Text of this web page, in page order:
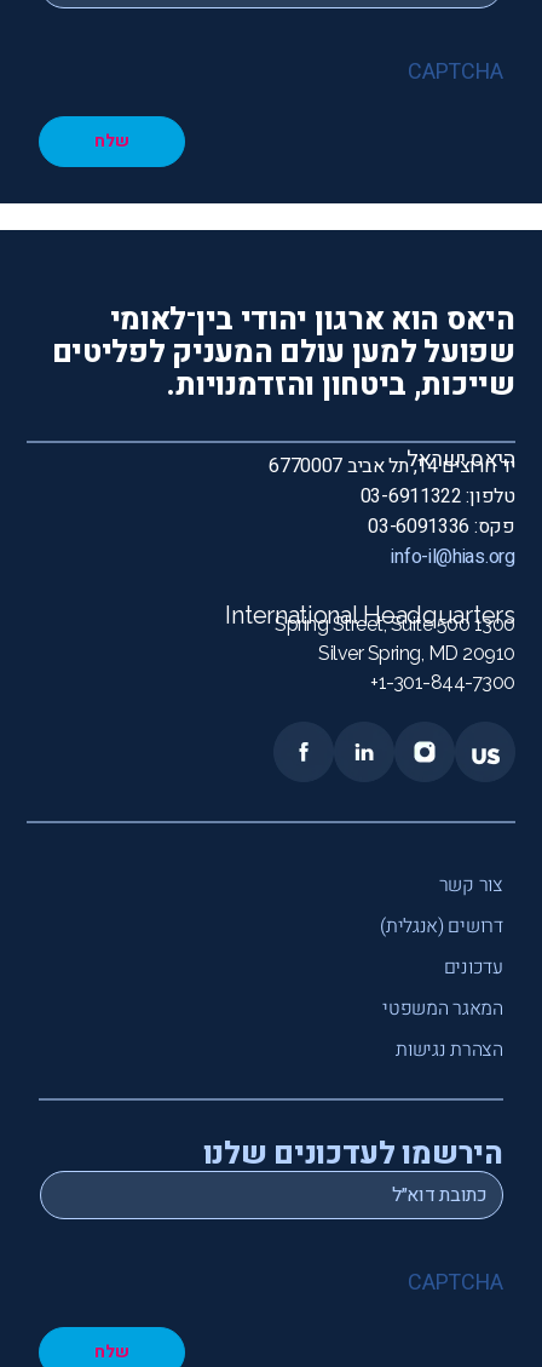
CAPTCHA
שלח
היאס הוא ארגון יהודי בין־לאומי
שפועל למען עולם המעניק לפליטים
שייכות, ביטחון והזדמנויות.
היאס ישראל
יד חרוצים 14, תל אביב 6770007
טלפון: 03-6911322
פקס: 03-6091336
info-il@hias.org
International Headquarters
1300 Spring Street, Suite 500
Silver Spring, MD 20910
1-301-844-7300+
צור קשר
דרושים (אנגלית)
עדכונים
המאגר המשפטי
הצהרת נגישות
הירשמו לעדכונים שלנו
Email
*
CAPTCHA
שלח